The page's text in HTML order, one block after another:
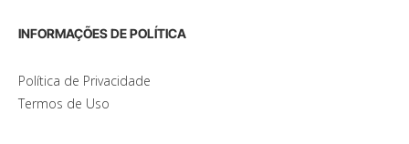
INFORMAÇÕES DE POLÍTICA
Política de Privacidade
Termos de Uso